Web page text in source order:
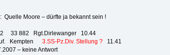
Quelle Moore – dürfte ja bekannt sein !
33 882 Rgt.Dirlewanger 10.44
3.SS-Pz.Div. Stellung ?11.41
– keine Antwort